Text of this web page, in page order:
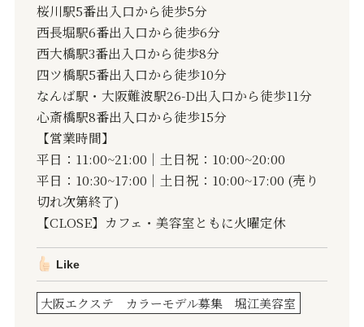
桜川駅5番出入口から徒歩5分
西長堀駅6番出入口から徒歩6分
西大橋駅3番出入口から徒歩8分
四ツ橋駅5番出入口から徒歩10分
なんば駅・大阪難波駅26-D出入口から徒歩11分
心斎橋駅8番出入口から徒歩15分
【営業時間】
平日：11:00~21:00｜土日祝：10:00~20:00
平日：10:30~17:00｜土日祝：10:00~17:00 (売り
切れ次第終了)
【CLOSE】カフェ・美容室ともに火曜定休
Like
大阪エクステ カラーモデル募集 堀江美容室